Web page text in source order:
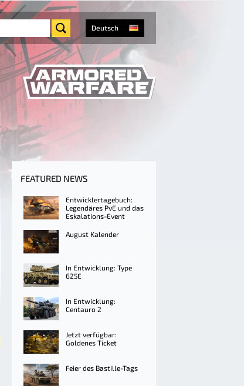
Deutsch
FEATURED NEWS
Entwicklertagebuch:
Legendäres PvE und das
Eskalations-Event
August Kalender
In Entwicklung: Type
625E
In Entwicklung:
Centauro 2
Jetzt verfügbar:
Goldenes Ticket
Feier des Bastille-Tags